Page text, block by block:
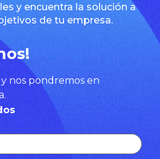
y encuentra la solución a
de tu empresa.
nos pondremos en